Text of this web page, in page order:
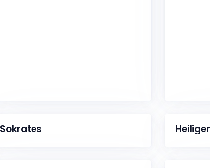
Sokrates